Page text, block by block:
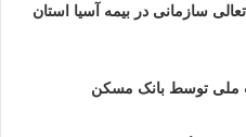
سازمانی در بیمه آسیا استان